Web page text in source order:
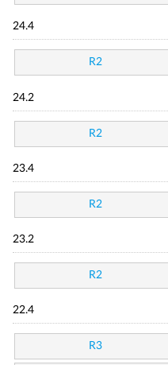
24.4
R2
24.2
R2
23.4
R2
23.2
R2
22.4
R3